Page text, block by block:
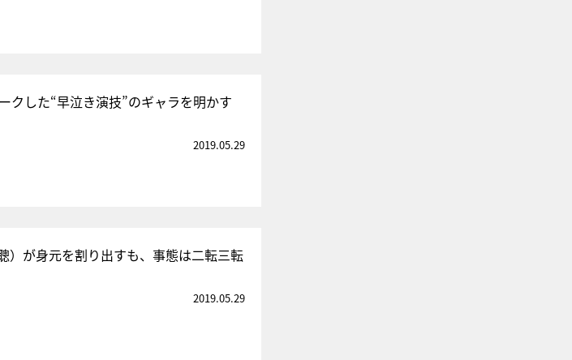
クした“早泣き演技”のギャラを明かす
2019.05.29
）が身元を割り出すも、事態は二転三転
2019.05.29